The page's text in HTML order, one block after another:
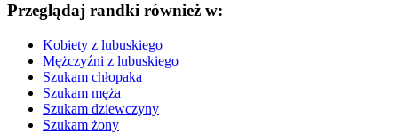
Przeglądaj randki również w:
Kobiety z lubuskiego
Mężczyźni z lubuskiego
Szukam chłopaka
Szukam męża
Szukam dziewczyny
Szukam żony